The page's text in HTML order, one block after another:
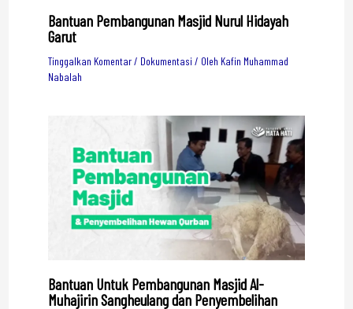
Bantuan Pembangunan Masjid Nurul Hidayah
Garut
Tinggalkan Komentar/ Dokumentasi / Oleh Kafin Muhammad
Nabalah
Bantuan Untuk Pembangunan Masjid Al-
Muhajirin Sangheulang dan Penyembelihan